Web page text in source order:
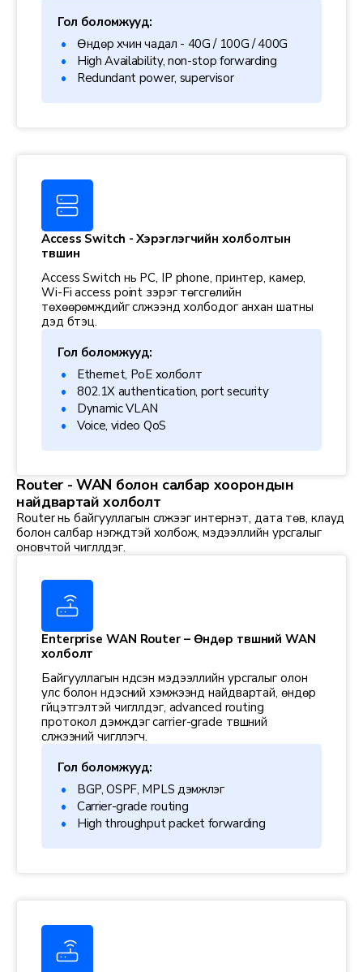
Гол боломжууд:
Өндөр хүчин чадал - 40G / 100G / 400G
High Availability, non-stop forwarding
Redundant power, supervisor
Access Switch - Хэрэглэгчийн холболтын
түвшин
Access Switch нь PC, IP phone, принтер, камер,
Wi-Fi access point зэрэг төгсгөлийн
төхөөрөмжүүдийг сүлжээнд холбодог анхан шатны
дэд бүтэц.
Гол боломжууд:
Ethernet, PoE холболт
802.1X authentication, port security
Dynamic VLAN
Voice, video QoS
Router - WAN болон салбар хоорондын
найдвартай холболт
Router нь байгууллагын сүлжээг интернэт, дата төв, клауд
болон салбар нэгжүүдтэй холбож, мэдээллийн урсгалыг
оновчтой чиглүүлдэг.
Enterprise WAN Router – Өндөр түвшний WAN
холболт
Байгууллагын үндсэн мэдээллийн урсгалыг олон
улс болон үндэсний хэмжээнд найдвартай, өндөр
гүйцэтгэлтэй чиглүүлдэг, advanced routing
протокол дэмждэг carrier-grade түвшний
сүлжээний чиглүүлэгч.
Гол боломжууд:
BGP, OSPF, MPLS дэмжлэг
Carrier-grade routing
High throughput packet forwarding